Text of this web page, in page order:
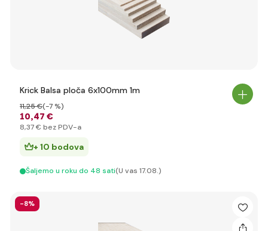
Krick Balsa ploča 6x100mm 1m
10,47 €
11,25 €(-7 %)
8,37 € bez PDV-a
+ 10 bodova
Šaljemo u roku do 48 sati(U vas 17.08.)
-8%